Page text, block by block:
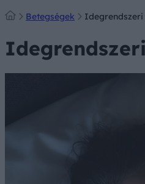
Betegségek Idegrendszeri
Idegrendszeri